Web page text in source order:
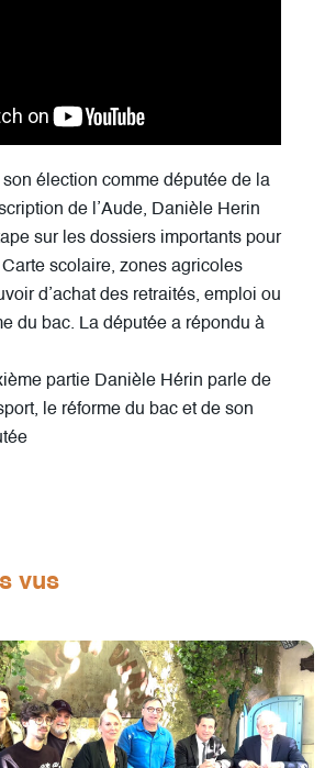
élection comme députée de la
de l’Aude, Danièle Herin
sur les dossiers importants pour
Carte scolaire, zones agricoles
d’achat des retraités, emploi ou
du bac. La députée a répondu à
partie Danièle Hérin parle de
le réforme du bac et de son
vus